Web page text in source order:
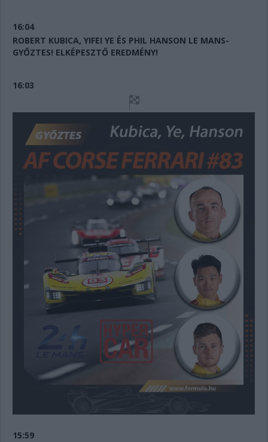
16:04
ROBERT KUBICA, YIFEI YE ÉS PHIL HANSON LE MANS-
GYŐZTES! ELKÉPESZTŐ EREDMÉNY!
16:03
15:59